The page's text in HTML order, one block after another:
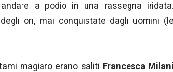
a podio in una rassegna iridata.
ori, mai conquistate dagli uomini (le
magiaro erano saliti Francesca